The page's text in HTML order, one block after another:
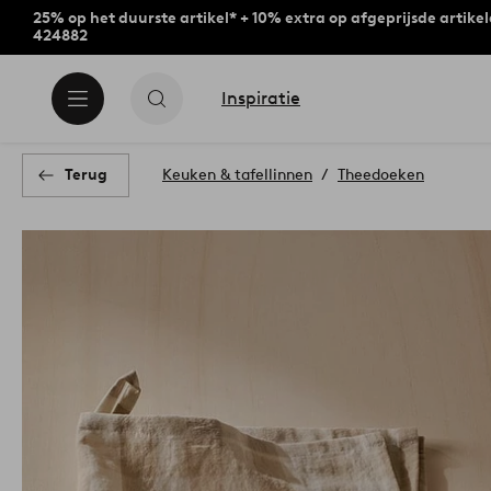
25% op het duurste artikel* + 10% extra op afgeprijsde
424882
Inspiratie
Terug Keuken & tafellinnen Theedoeken